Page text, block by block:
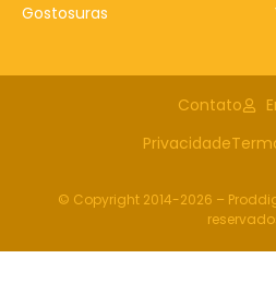
Gostosuras
Contato
Privacidade
© Copyright 2014-2026 –